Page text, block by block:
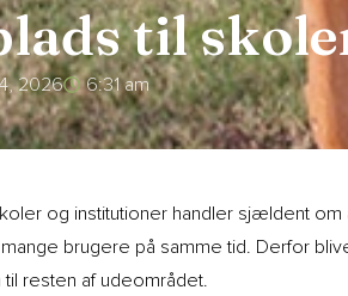
til
2026 6:31 am
og institutioner handler sjældent
brugere på samme tid. Derfor
resten af udeområdet.